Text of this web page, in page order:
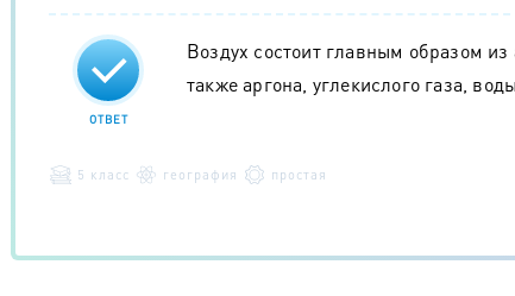
ОТВЕТ
Воздух состоит главным образом
также аргона, углекислого газа,
5 класс география простая